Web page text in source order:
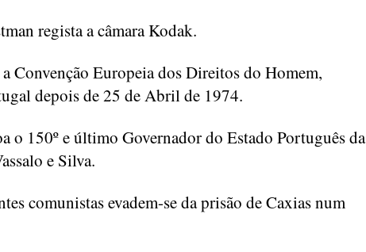
regista a câmara Kodak.
Convenção Europeia dos Direitos do Homem,
depois de 25 de Abril de 1974.
o 150º e último Governador do Estado Português da
e Silva.
comunistas evadem-se da prisão de Caxias num